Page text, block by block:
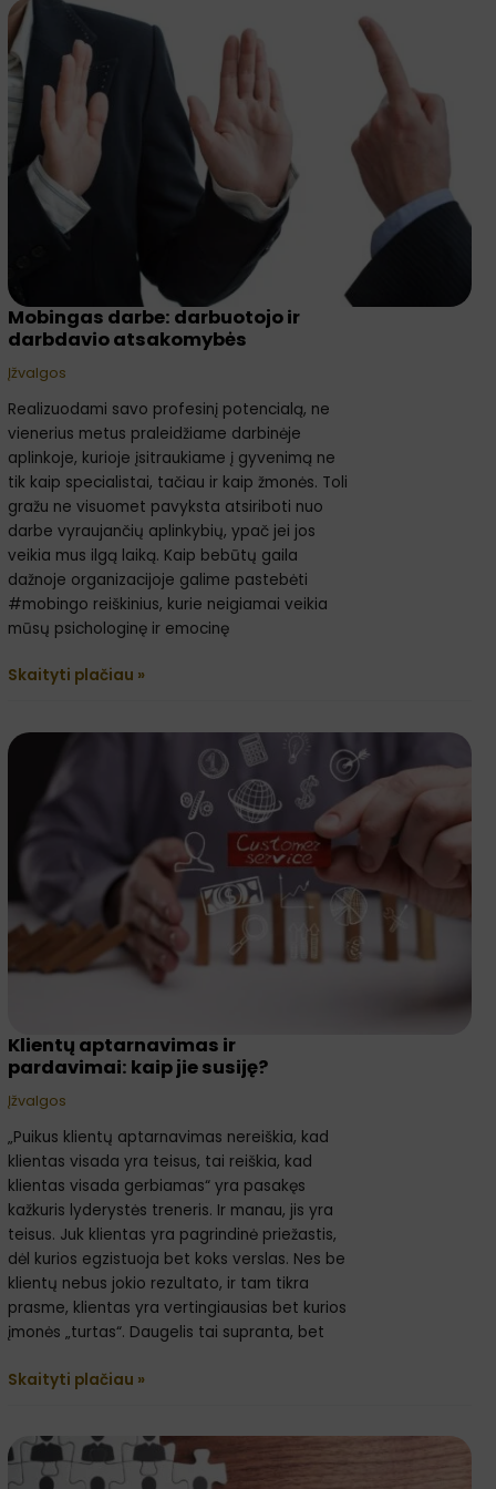
Mobingas darbe: darbuotojo ir
darbdavio atsakomybės
Įžvalgos
Realizuodami savo profesinį potencialą, ne
vienerius metus praleidžiame darbinėje
aplinkoje, kurioje įsitraukiame į gyvenimą ne
tik kaip specialistai, tačiau ir kaip žmonės. Toli
gražu ne visuomet pavyksta atsiriboti nuo
darbe vyraujančių aplinkybių, ypač jei jos
veikia mus ilgą laiką. Kaip bebūtų gaila
dažnoje organizacijoje galime pastebėti
#mobingo reiškinius, kurie neigiamai veikia
mūsų psichologinę ir emocinę
Mobingas
darbe:
darbuotojo
ir
darbdavio
atsakomybės
Skaityti plačiau »
Klientų aptarnavimas ir
pardavimai: kaip jie susiję?
Įžvalgos
„Puikus klientų aptarnavimas nereiškia, kad
klientas visada yra teisus, tai reiškia, kad
klientas visada gerbiamas“ yra pasakęs
kažkuris lyderystės treneris. Ir manau, jis yra
teisus. Juk klientas yra pagrindinė priežastis,
dėl kurios egzistuoja bet koks verslas. Nes be
klientų nebus jokio rezultato, ir tam tikra
prasme, klientas yra vertingiausias bet kurios
įmonės „turtas“. Daugelis tai supranta, bet
Klientų
aptarnavimas
susiję?
Skaityti plačiau »
Lyderystė
ir